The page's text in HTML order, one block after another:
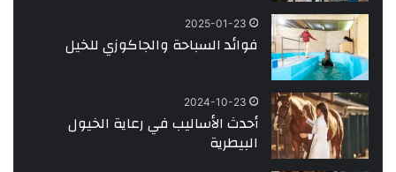
2025-01-23
فوائد السباحة والجاكوزي للخيل
2024-10-23
أحدث الأساليب في رعاية الخيول
البيطرية